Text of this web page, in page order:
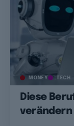
MONEY TECH
Diese
verändern